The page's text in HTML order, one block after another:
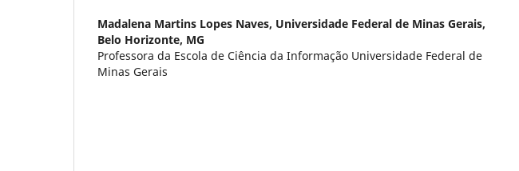
Madalena Martins Lopes Naves, Universidade Federal de Minas Gerais,
Belo Horizonte, MG
Professora da Escola de Ciência da Informação Universidade Federal de
Minas Gerais